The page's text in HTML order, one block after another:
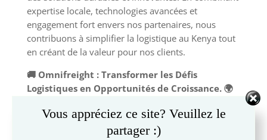
expertise locale, technologies avancées et
engagement fort envers nos partenaires, nous
contribuons à simplifier la logistique au Kenya tout
en créant de la valeur pour nos clients.
🚚 Omnifreight : Transformer les Défis
Logistiques en Opportunités de Croissance. 🌍
Vous appréciez ce site? Veuillez le
partager :)